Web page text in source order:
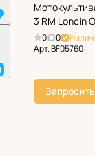
3 RM Loncin
0 0
Арт.BF05760